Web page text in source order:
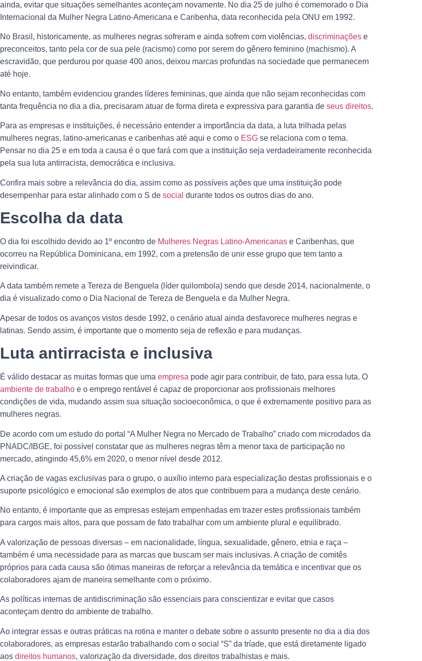
ainda, evitar que situações semelhantes aconteçam novamente. No dia 25 de julho é comemorado o Dia
Internacional da Mulher Negra Latino-Americana e Caribenha, data reconhecida pela ONU em 1992.
No Brasil, historicamente, as mulheres negras sofreram e ainda sofrem com violências, discriminações e
preconceitos, tanto pela cor de sua pele (racismo) como por serem do gênero feminino (machismo). A
escravidão, que perdurou por quase 400 anos, deixou marcas profundas na sociedade que permanecem
até hoje.
No entanto, também evidenciou grandes líderes femininas, que ainda que não sejam reconhecidas com
tanta frequência no dia a dia, precisaram atuar de forma direta e expressiva para garantia de seus direitos.
Para as empresas e instituições, é necessário entender a importância da data, a luta trilhada pelas
mulheres negras, latino-americanas e caribenhas até aqui e como o ESG se relaciona com o tema.
Pensar no dia 25 e em toda a causa é o que fará com que a instituição seja verdadeiramente reconhecida
pela sua luta antirracista, democrática e inclusiva.
Confira mais sobre a relevância do dia, assim como as possíveis ações que uma instituição pode
desempenhar para estar alinhado com o S de social durante todos os outros dias do ano.
Escolha da data
O dia foi escolhido devido ao 1º encontro de Mulheres Negras Latino-Americanas e Caribenhas, que
ocorreu na República Dominicana, em 1992, com a pretensão de unir esse grupo que tem tanto a
reivindicar.
A data também remete a Tereza de Benguela (líder quilombola) sendo que desde 2014, nacionalmente, o
dia é visualizado como o Dia Nacional de Tereza de Benguela e da Mulher Negra.
Apesar de todos os avanços vistos desde 1992, o cenário atual ainda desfavorece mulheres negras e
latinas. Sendo assim, é importante que o momento seja de reflexão e para mudanças.
Luta antirracista e inclusiva
É válido destacar as muitas formas que uma empresa pode agir para contribuir, de fato, para essa luta. O
ambiente de trabalho e o emprego rentável é capaz de proporcionar aos profissionais melhores
condições de vida, mudando assim sua situação socioeconômica, o que é extremamente positivo para as
mulheres negras.
De acordo com um estudo do portal “A Mulher Negra no Mercado de Trabalho” criado com ​microdados da
PNADC/IBGE, foi possível constatar que as mulheres negras têm a menor taxa de participação no
mercado, atingindo 45,6% em 2020, o menor nível desde 2012.
A criação de vagas exclusivas para o grupo, o auxílio interno para especialização destas profissionais e o
suporte psicológico e emocional são exemplos de atos que contribuem para a mudança deste cenário.
No entanto, é importante que as empresas estejam empenhadas em trazer estes profissionais também
para cargos mais altos, para que possam de fato trabalhar com um ambiente plural e equilibrado.
A valorização de pessoas diversas – em nacionalidade, língua, sexualidade, gênero, etnia e raça –
também é uma necessidade para as marcas que buscam ser mais inclusivas. A criação de comitês
próprios para cada causa são ótimas maneiras de reforçar a relevância da temática e incentivar que os
colaboradores ajam de maneira semelhante com o próximo.
As políticas internas de antidiscriminação são essenciais para conscientizar e evitar que casos
aconteçam dentro do ambiente de trabalho.
Ao integrar essas e outras práticas na rotina e manter o debate sobre o assunto presente no dia a dia dos
colaboradores, as empresas estarão trabalhando com o social “S” da tríade, que está diretamente ligado
aos direitos humanos, valorização da diversidade, dos direitos trabalhistas e mais.